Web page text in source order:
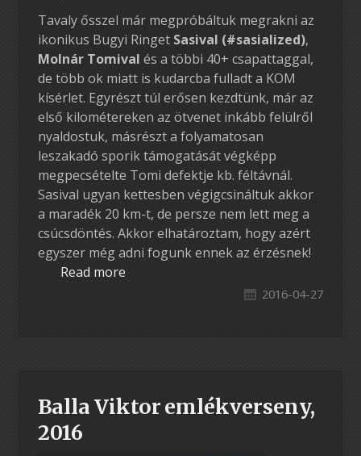
Tavaly ősszel már megpróbáltuk megrakni az
ikonikus Bugyi Ringet Sasival (#sasialized),
Molnár Tomival és a többi 40+ csapattaggal,
de több ok miatt is kudarcba fulladt a KOM
kísérlet. Egyrészt túl erősen kezdtünk, már az
első kilométereken az ötvenet inkább felülről
nyaldostuk, másrészt a folyamatosan
leszakadó sporik támogatását végképp
megpecsételte Tomi defektje kb. féltávnál.
Sasival ugyan kettesben végigcsináltuk akkor
a maradék 20 km-t, de persze nem lett meg a
csúcsdöntés. Akkor elhatároztam, hogy azért
egyszer még adni fogunk ennek az érzésnek!
Read more
2016-04-27
Balla Viktor emlékverseny,
2016